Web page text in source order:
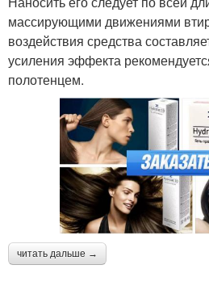
массирующими движениями
воздействия средства
усиления эффекта
полотенцем.
читать дальше →